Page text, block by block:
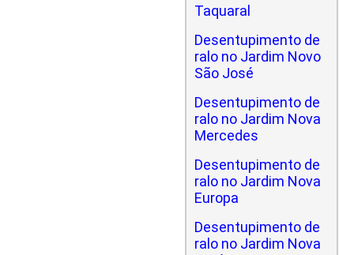
Taquaral
Desentupimento de
ralo no Jardim Novo
São José
Desentupimento de
ralo no Jardim Nova
Mercedes
Desentupimento de
ralo no Jardim Nova
Europa
Desentupimento de
ralo no Jardim Nova